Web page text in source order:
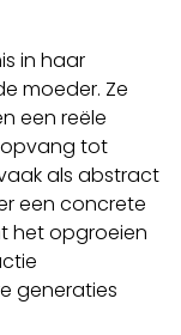
in haar
moeder. Ze
een reële
tot
als abstract
een concrete
het opgroeien
generaties